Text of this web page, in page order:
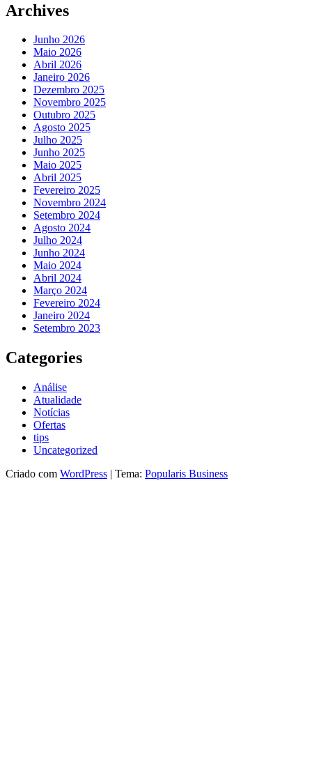
Archives
Junho 2026
Maio 2026
Abril 2026
Janeiro 2026
Dezembro 2025
Novembro 2025
Outubro 2025
Agosto 2025
Julho 2025
Junho 2025
Maio 2025
Abril 2025
Fevereiro 2025
Novembro 2024
Setembro 2024
Agosto 2024
Julho 2024
Junho 2024
Maio 2024
Abril 2024
Março 2024
Fevereiro 2024
Janeiro 2024
Setembro 2023
Categories
Análise
Atualidade
Notícias
Ofertas
tips
Uncategorized
Criado com WordPress | Tema: Popularis Business